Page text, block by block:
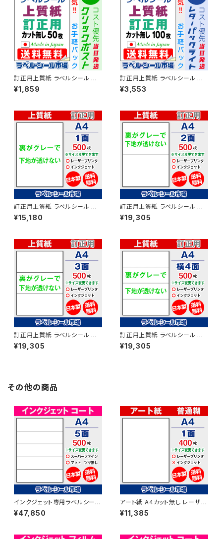
訂正用上質紙 ラベルシール マ
ルチタイプ A4ノーカット シール
用紙 50枚 T1Y1Aco-CP5【日
¥1,859
訂正用上質紙 ラベルシール マ
ルチタイプ A4ノーカット シール
用紙 50枚 T1Y1Aco-LP1【日
¥3,553
訂正用上質紙 ラベルシール マ
ルチタイプ A4ノーカット シール
用紙 500枚 T1Y1Aco【日本
¥15,180
訂正用上質紙 ラベルシール マ
ルチタイプ A4-2面 シール 用紙
500枚 T1Y2Aco【日本製】
¥19,305
訂正用上質紙 ラベルシール マ
ルチタイプ A4-3面 シール 用紙
500枚 T1Y3Aco【日本製】
¥19,305
訂正用上質紙 ラベルシール マ
ルチタイプ A4-横4面 シール 用
紙 500枚 T1Y4Aco【日本製】
¥19,305
その他の商品
インクジェット専用ラベルシール
マットコートA4-5面 500枚 ス
ーパーファイン T1Y5iA
¥47,850
アート紙 A4カット無し レーザー
プリンター用ラベルシール 400
枚 T1Y1B-4【日本製】
¥11,385